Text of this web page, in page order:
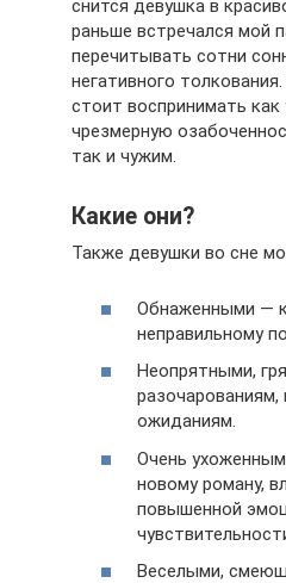
снится девушка в
раньше встречался мой
перечитывать сотни
негативного
стоит воспринимать как
чрезмерную
так и чужим.
Какие они?
Также девушки во сне
Обнаженными —
неправильному
Неопрятными,
ожиданиям.
Очень
новому роману,
повышенной
Веселыми,